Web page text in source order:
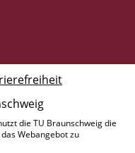
die TU Braunschweig die
Webangebot zu